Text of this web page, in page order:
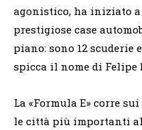
agonistico, ha iniziato a
prestigiose case
piano: sono 12
spicca il nome di Felipe
La «Formula E» corre
le città più importanti